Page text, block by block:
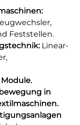
Feststellen.
Linear-
in